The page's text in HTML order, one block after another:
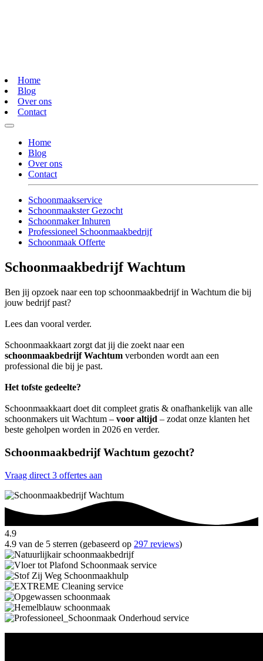
Home
Blog
Over ons
Contact
Home
Blog
Over ons
Contact
Schoonmaakservice
Schoonmaakster Gezocht
Schoonmaker Inhuren
Professioneel Schoonmaakbedrijf
Schoonmaak Offerte
Schoonmaakbedrijf Wachtum
Ben jij opzoek naar een top schoonmaakbedrijf in Wachtum die bij
jouw bedrijf past?
Lees dan vooral verder.
Schoonmaakkaart zorgt dat jij die zoekt naar een
schoonmaakbedrijf Wachtum verbonden wordt aan een
professional die bij je past.
Het tofste gedeelte?
Schoonmaakkaart doet dit compleet gratis & onafhankelijk van alle
schoonmakers uit Wachtum – voor altijd – zodat onze klanten het
beste geholpen worden in 2026 en verder.
Schoonmaakbedrijf Wachtum gezocht?
Vraag direct 3 offertes aan
4.9
4.9 van de 5 sterren (gebaseerd op 297 reviews)